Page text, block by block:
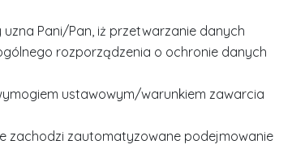
Pani/Pan, iż przetwarzanie danych
rozporządzenia o ochronie danych
ustawowym/warunkiem zawarcia
zachodzi zautomatyzowane podejmowanie
S